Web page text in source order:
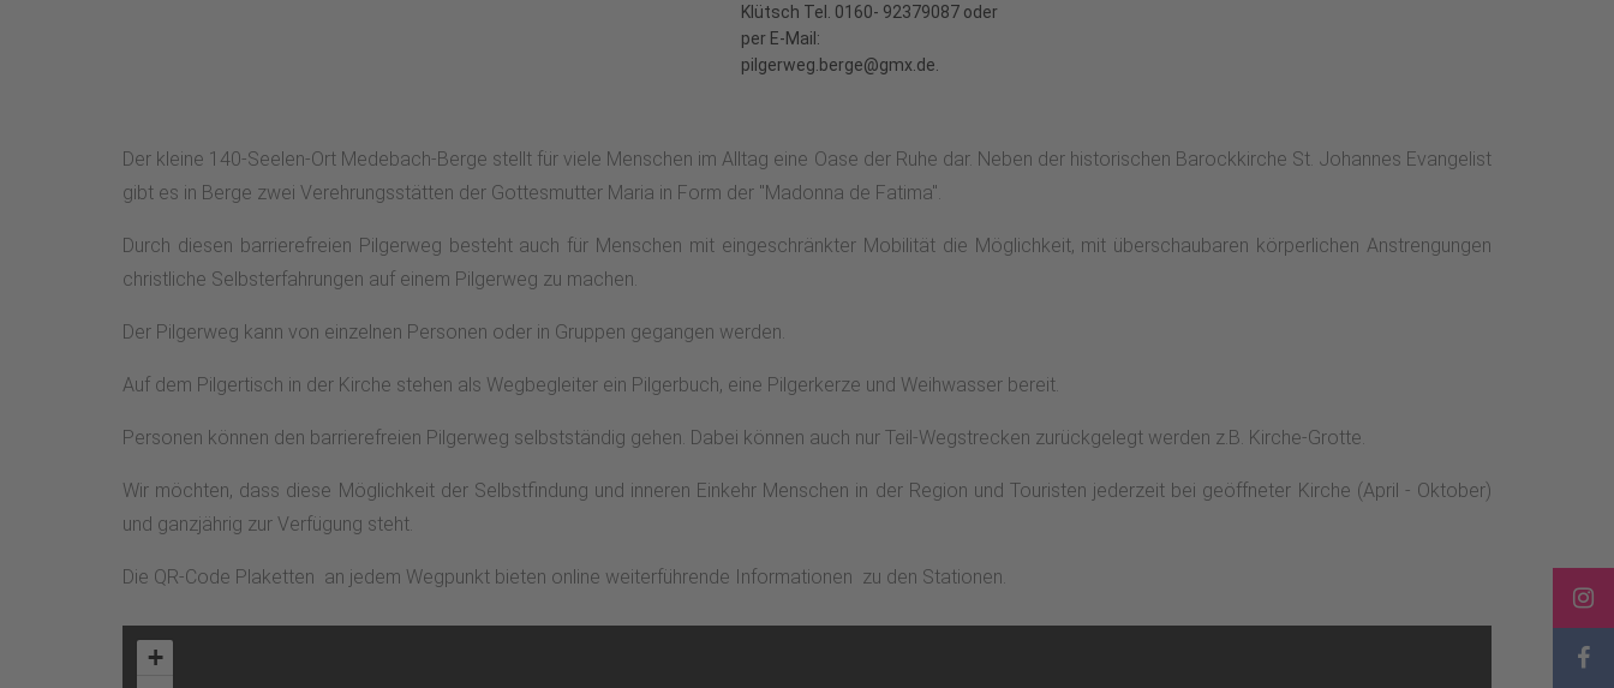
Klütsch Tel. 0160- 92379087 oder
per E-Mail:
pilgerweg.berge@gmx.de.
Der kleine 140-Seelen-Ort Medebach-Berge stellt für viele Menschen im Alltag eine Oase der Ruhe dar. Neben der historischen Barockkirche St. Johannes Evangelist
gibt es in Berge zwei Verehrungsstätten der Gottesmutter Maria in Form der "Madonna de Fatima".
Durch diesen barrierefreien Pilgerweg besteht auch für Menschen mit eingeschränkter Mobilität die Möglichkeit, mit überschaubaren körperlichen Anstrengungen
christliche Selbsterfahrungen auf einem Pilgerweg zu machen.
Der Pilgerweg kann von einzelnen Personen oder in Gruppen gegangen werden.
Auf dem Pilgertisch in der Kirche stehen als Wegbegleiter ein Pilgerbuch, eine Pilgerkerze und Weihwasser bereit.
Personen können den barrierefreien Pilgerweg selbstständig gehen. Dabei können auch nur Teil-Wegstrecken zurückgelegt werden z.B. Kirche-Grotte.
Wir möchten, dass diese Möglichkeit der Selbstfindung und inneren Einkehr Menschen in der Region und Touristen jederzeit bei geöffneter Kirche (April - Oktober)
und ganzjährig zur Verfügung steht.
Die QR-Code Plaketten an jedem Wegpunkt bieten online weiterführende Informationen zu den Stationen.
+